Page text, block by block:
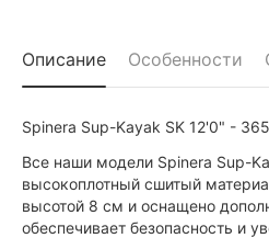
Описание Особенности
Spinera Sup-Kayak SK 12'0" -
Все наши модели Spinera Sup-
высокоплотный сшитый
высотой 8 см и оснащено
обеспечивает безопасность и